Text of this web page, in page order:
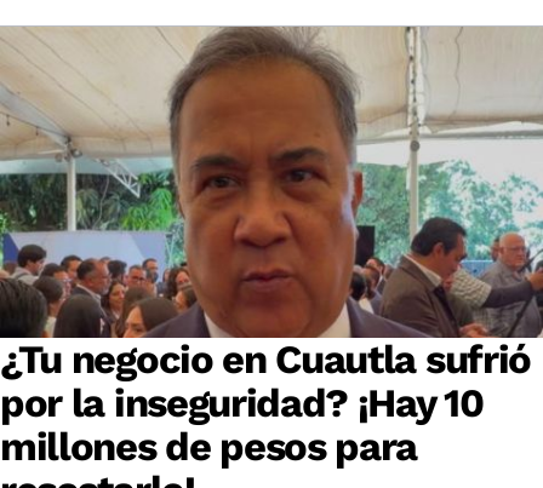
¿Tu negocio en Cuautla sufrió
por la inseguridad? ¡Hay 10
millones de pesos para